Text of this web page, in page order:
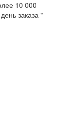
10 000
заказа "